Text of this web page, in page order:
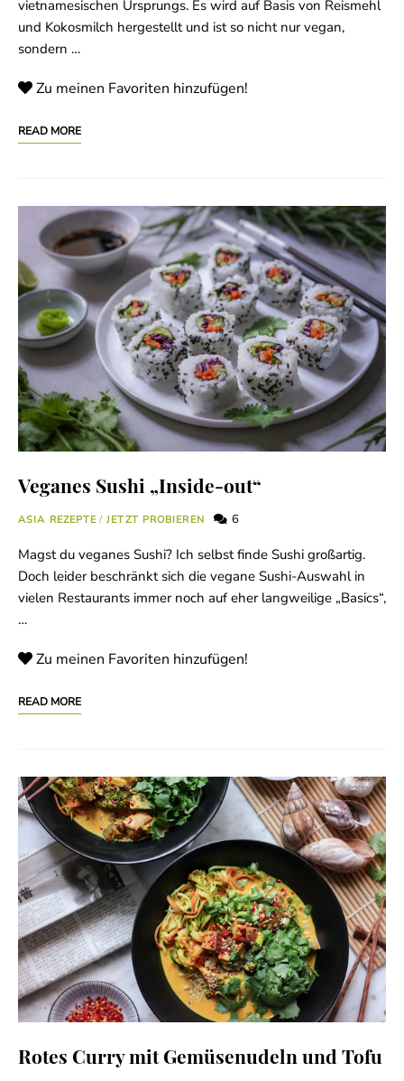
vietnamesischen Ursprungs. Es wird auf Basis von Reismehl
und Kokosmilch hergestellt und ist so nicht nur vegan,
sondern …
Zu meinen Favoriten hinzufügen!
READ MORE
Veganes Sushi „Inside-out“
ASIA REZEPTE / JETZT PROBIEREN 6
Magst du veganes Sushi? Ich selbst finde Sushi großartig.
Doch leider beschränkt sich die vegane Sushi-Auswahl in
vielen Restaurants immer noch auf eher langweilige „Basics“,
…
Zu meinen Favoriten hinzufügen!
READ MORE
Rotes Curry mit Gemüsenudeln und Tofu